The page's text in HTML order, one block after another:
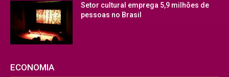
Setor cultural emprega 5,9 milhões de
pessoas no Brasil
ECONOMIA